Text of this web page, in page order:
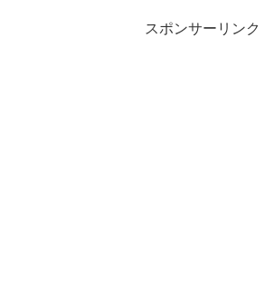
スポンサーリンク